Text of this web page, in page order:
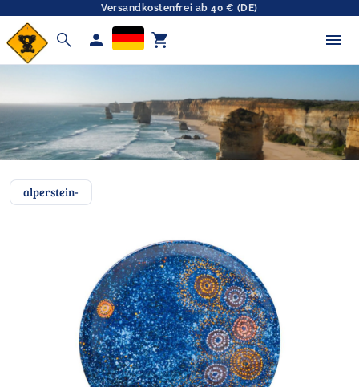
Versandkostenfrei ab 40 € (DE)
search person shopping_cart
alperstein-